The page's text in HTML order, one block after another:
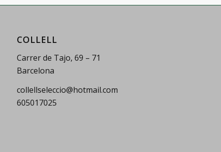
COLLELL
Carrer de Tajo, 69 – 71
Barcelona
collellseleccio@hotmail.com
605017025